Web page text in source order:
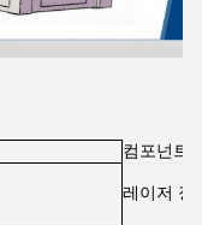
컴포넌트
레이저 장